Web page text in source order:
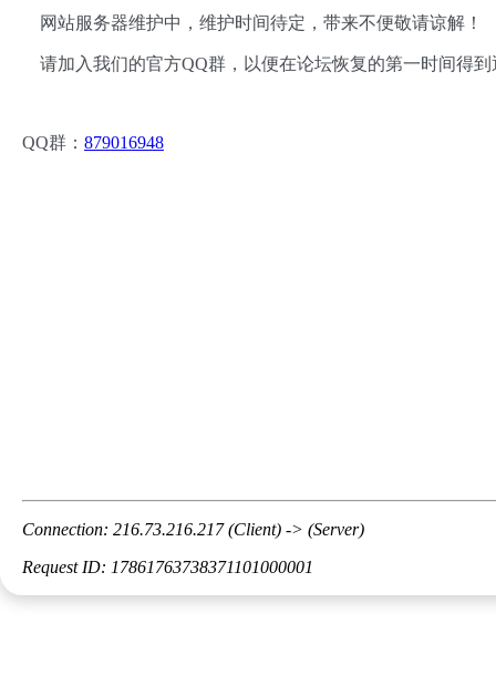
网站服务器维护中，维护时间待定，带来不便敬请谅解！
请加入我们的官方QQ群，以便在论坛恢复的第一时间得到
QQ群： 879016948
Connection: 216.73.216.217 (Client) -> (Server)
Request ID: 17861763738371101000001